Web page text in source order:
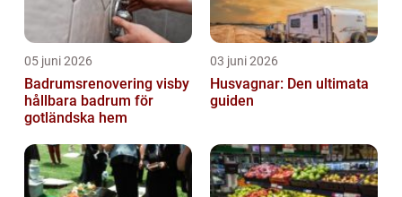
05 juni 2026
Badrumsrenovering visby
hållbara badrum för
gotländska hem
03 juni 2026
Husvagnar: Den ultimata
guiden